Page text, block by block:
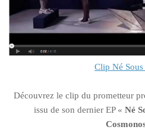
Clip Né Sous
Découvrez le clip du prometteur
issu de son dernier EP « Né